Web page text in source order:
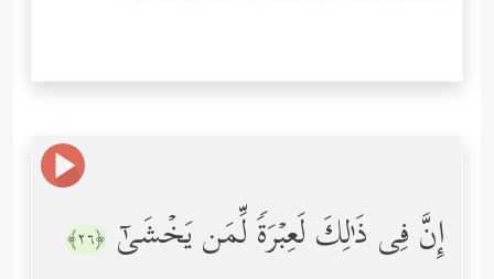
إِنَّ فِی ذَ ٰ⁠لِكَ لَعِبۡرَةࣰ لِّمَن یَخۡشَىٰۤ ﴿٢٦﴾